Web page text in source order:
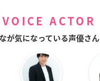
VOICE ACTOR
が気になっている声優さん